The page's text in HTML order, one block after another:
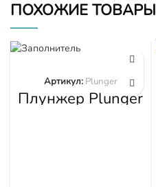
ПОХОЖИЕ ТОВАРЫ
Плунжер Plunger
Артикул: Plunger